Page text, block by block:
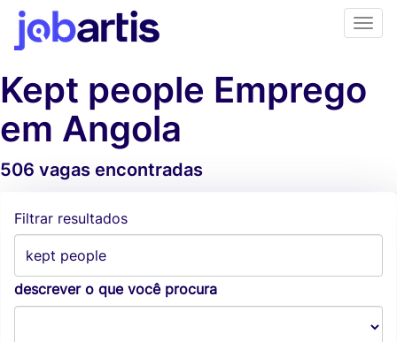
Kept people Emprego
em Angola
506 vagas encontradas
Filtrar resultados
descrever o que você procura